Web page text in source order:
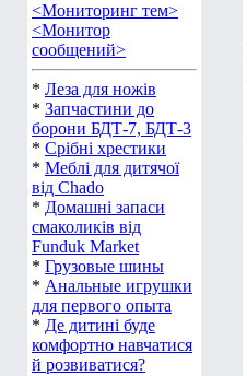
<Мониторинг тем>
<Монитор
сообщений>
* Леза для ножів
* Запчастини до
борони БДТ-7, БДТ-3
* Срібні хрестики
* Меблі для дитячої
від Chado
* Домашні запаси
смаколиків від
Funduk Market
* Грузовые шины
* Анальные игрушки
для первого опыта
* Де дитині буде
комфортно навчатися
й розвиватися?